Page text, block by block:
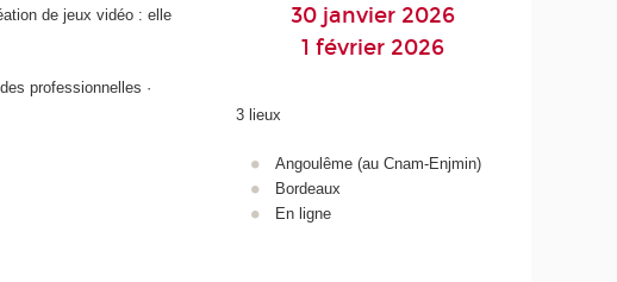
de jeux vidéo : elle
professionnelles ·
30 janvier 2026
1 février 2026
3 lieux
Angoulême (au Cnam-Enjmin)
Bordeaux
En ligne